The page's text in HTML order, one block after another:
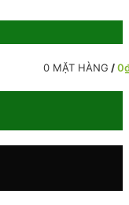
0 MẶT HÀNG /0